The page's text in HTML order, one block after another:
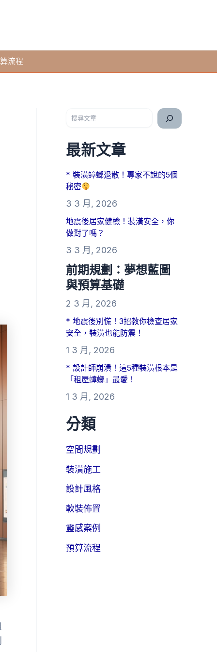
流程
最新文章
* 裝潢蟑螂退散！專家不說的5個
秘密
3 3 月, 2026
地震後居家健檢！裝潢安全，你
做對了嗎？
3 3 月, 2026
前期規劃：夢想藍圖
與預算基礎
2 3 月, 2026
* 地震後別慌！3招教你檢查居家
安全，裝潢也能防震！
1 3 月, 2026
* 設計師崩潰！這5種裝潢根本是
「租屋蟑螂」最愛！
1 3 月, 2026
分類
空間規劃
裝潢施工
設計風格
軟裝佈置
靈感案例
預算流程